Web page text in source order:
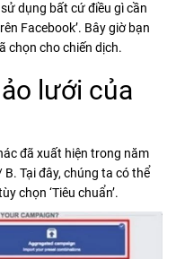
dụng bất cứ điều gì cần
Facebook’. Bây giờ bạn
chọn cho chiến dịch.
lưới của
đã xuất hiện trong năm
Tại đây, chúng ta có thể
chọn ‘Tiêu chuẩn’.